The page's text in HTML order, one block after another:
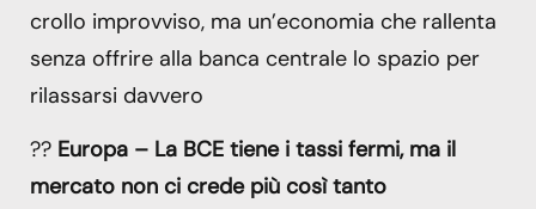
crollo improvviso, ma un’economia che rallenta
senza offrire alla banca centrale lo spazio per
rilassarsi davvero
?? Europa – La BCE tiene i tassi fermi, ma il
mercato non ci crede più così tanto